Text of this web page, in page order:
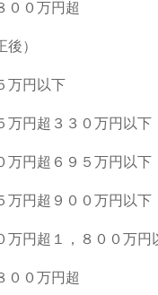
８００万
後）
５万円
５万円超３３０万
０万円超６９５万
５万円超９００万
万円超１，８００
８００万